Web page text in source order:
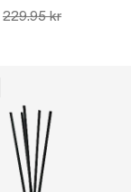
229.95 kr